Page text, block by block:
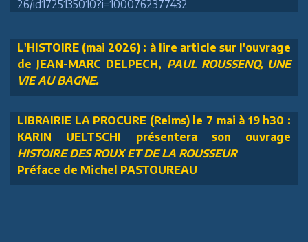
26/id1725135010?i=1000762377432
L'HISTOIRE (mai 2026) : à lire article sur l'ouvrage
de JEAN-MARC DELPECH, PAUL ROUSSENQ, UNE
VIE AU BAGNE.
LIBRAIRIE LA PROCURE (Reims) le 7 mai à 19 h30 :
KARIN UELTSCHI présentera son ouvrage
HISTOIRE DES ROUX ET DE LA ROUSSEUR
Préface de Michel PASTOUREAU